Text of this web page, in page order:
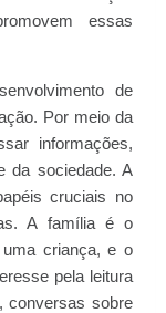
essas
de
Por meio da
informações,
da sociedade. A
cruciais no
A família é o
uma criança, e o
pela leitura
conversas sobre